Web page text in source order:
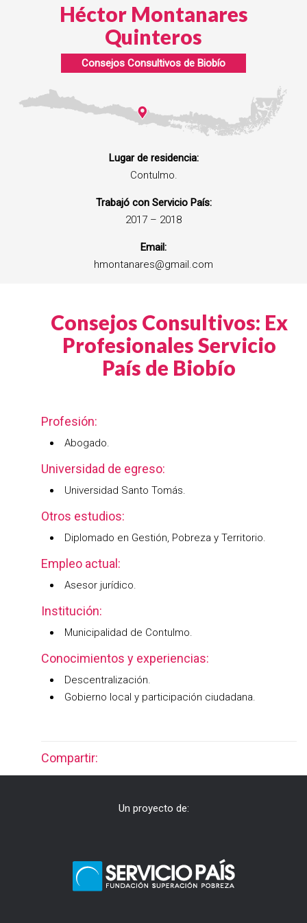
Héctor Montanares
Quinteros
Consejos Consultivos de Biobío
Lugar de residencia:
Contulmo.
Trabajó con Servicio País:
2017 – 2018
Email:
hmontanares@gmail.com
Consejos Consultivos: Ex
Profesionales Servicio
País de Biobío
Profesión:
Abogado.
Universidad de egreso:
Universidad Santo Tomás.
Otros estudios:
Diplomado en Gestión, Pobreza y Territorio.
Empleo actual:
Asesor jurídico.
Institución:
Municipalidad de Contulmo.
Conocimientos y experiencias:
Descentralización.
Gobierno local y participación ciudadana.
Compartir:
Un proyecto de: